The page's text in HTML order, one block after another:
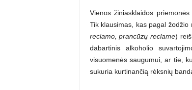
Vienos žiniasklaidos
Tik klausimas, kas pagal
reclamo, prancūzų reclame)
dabartinis alkoholio
visuomenės saugumui, ar tie,
sukuria kurtinančią rėksnių